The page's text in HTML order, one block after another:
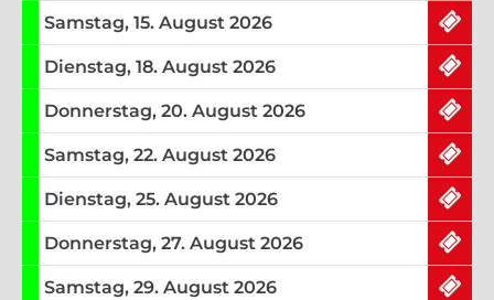
ausreichend Tickets am
Samstag, 15. August 2026
ausreichend Tickets am
Dienstag, 18. August 2026
ausreichend Tickets am
Donnerstag, 20. August 2026
ausreichend Tickets am
Samstag, 22. August 2026
ausreichend Tickets am
Dienstag, 25. August 2026
ausreichend Tickets am
Donnerstag, 27. August 2026
ausreichend Tickets am
Samstag, 29. August 2026